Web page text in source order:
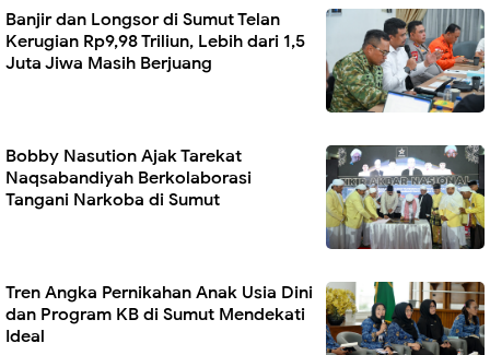
Banjir dan Longsor di Sumut Telan
Kerugian Rp9,98 Triliun, Lebih dari 1,5
Juta Jiwa Masih Berjuang
Bobby Nasution Ajak Tarekat
Naqsabandiyah Berkolaborasi
Tangani Narkoba di Sumut
Tren Angka Pernikahan Anak Usia Dini
dan Program KB di Sumut Mendekati
Ideal